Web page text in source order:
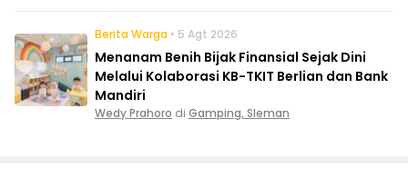
Berita Warga • 5 Agt 2026
Menanam Benih Bijak Finansial Sejak Dini
Melalui Kolaborasi KB-TKIT Berlian dan Bank
Mandiri
Wedy Prahoro di Gamping, Sleman